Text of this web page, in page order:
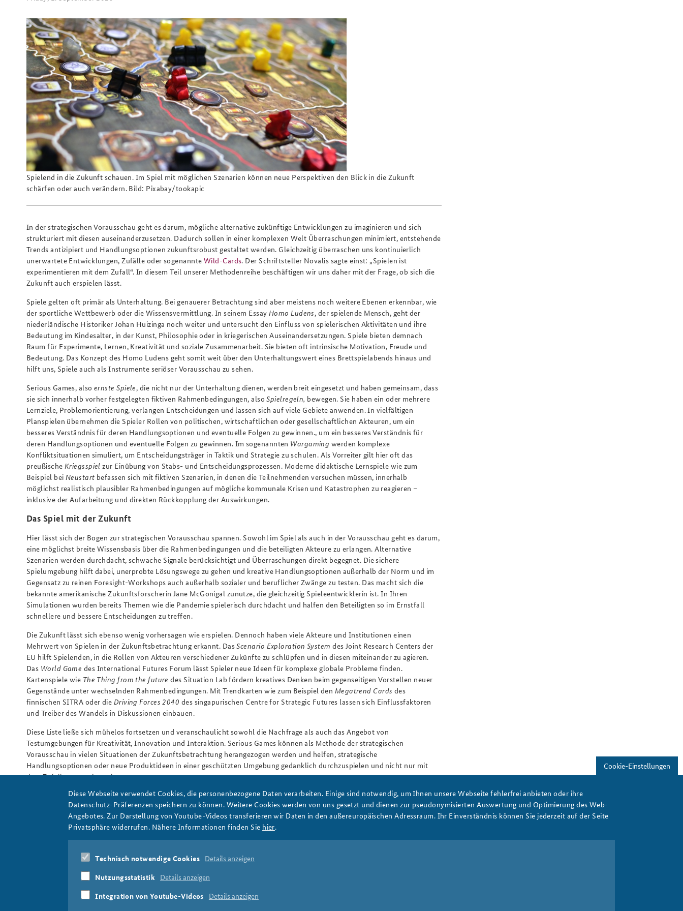
Spielend in die Zukunft schauen. Im Spiel mit möglichen Szenarien können neue Perspektiven den Blick in die Zukunft
schärfen oder auch verändern. Bild: Pixabay/tookapic
In der strategischen Vorausschau geht es darum, mögliche alternative zukünftige Entwicklungen zu imaginieren und sich
strukturiert mit diesen auseinanderzusetzen. Dadurch sollen in einer komplexen Welt Überraschungen minimiert, entstehende
Trends antizipiert und Handlungsoptionen zukunftsrobust gestaltet werden. Gleichzeitig überraschen uns kontinuierlich
unerwartete Entwicklungen, Zufälle oder sogenannte Wild-Cards. Der Schriftsteller Novalis sagte einst: „Spielen ist
experimentieren mit dem Zufall“. In diesem Teil unserer Methodenreihe beschäftigen wir uns daher mit der Frage, ob sich die
Zukunft auch erspielen lässt.
Spiele gelten oft primär als Unterhaltung. Bei genauerer Betrachtung sind aber meistens noch weitere Ebenen erkennbar, wie
der sportliche Wettbewerb oder die Wissensvermittlung. In seinem Essay Homo Ludens, der spielende Mensch, geht der
niederländische Historiker Johan Huizinga noch weiter und untersucht den Einfluss von spielerischen Aktivitäten und ihre
Bedeutung im Kindesalter, in der Kunst, Philosophie oder in kriegerischen Auseinandersetzungen. Spiele bieten demnach
Raum für Experimente, Lernen, Kreativität und soziale Zusammenarbeit. Sie bieten oft intrinsische Motivation, Freude und
Bedeutung. Das Konzept des Homo Ludens geht somit weit über den Unterhaltungswert eines Brettspielabends hinaus und
hilft uns, Spiele auch als Instrumente seriöser Vorausschau zu sehen.
Serious Games, also ernste Spiele, die nicht nur der Unterhaltung dienen, werden breit eingesetzt und haben gemeinsam, dass
sie sich innerhalb vorher festgelegten fiktiven Rahmenbedingungen, alsoSpielregeln, bewegen. Sie haben ein oder mehrere
Lernziele, Problemorientierung, verlangen Entscheidungen und lassen sich auf viele Gebiete anwenden.In vielfältigen
Planspielen übernehmen die Spieler Rollen von politischen, wirtschaftlichen oder gesellschaftlichen Akteuren, um ein
besseres Verständnis für deren Handlungsoptionen und eventuelle Folgen zu gewinnen., um ein besseres Verständnis für
deren Handlungsoptionen und eventuelle Folgen zu gewinnen. Im sogenannten Wargaming werden komplexe
Konfliktsituationen simuliert, um Entscheidungsträger in Taktik und Strategie zu schulen. Als Vorreiter gilt hier oft das
preußische Kriegsspiel zur Einübung von Stabs- und Entscheidungsprozessen. Moderne didaktische Lernspiele wie zum
Beispiel bei Neustart befassen sich mit fiktiven Szenarien, in denen die Teilnehmenden versuchen müssen, innerhalb
möglichst realistisch plausibler Rahmenbedingungen auf mögliche kommunale Krisen und Katastrophen zu reagieren –
inklusive der Aufarbeitung und direkten Rückkopplung der Auswirkungen.
Das Spiel mit der Zukunft
Hier lässt sich der Bogen zur strategischen Vorausschau spannen. Sowohl im Spiel als auch in der Vorausschau geht es darum,
eine möglichst breite Wissensbasis über die Rahmenbedingungen und die beteiligten Akteure zu erlangen. Alternative
Szenarien werden durchdacht, schwache Signale berücksichtigt und Überraschungen direkt begegnet. Die sichere
Spielumgebung hilft dabei, unerprobte Lösungswege zu gehen und kreative Handlungsoptionen außerhalb der Norm und im
Gegensatz zu reinen Foresight-Workshops auch außerhalb sozialer und beruflicher Zwänge zu testen. Das macht sich die
bekannte amerikanische Zukunftsforscherin Jane McGonigal zunutze, die gleichzeitig Spieleentwicklerin ist.In Ihren
Simulationen wurden bereits Themen wie die Pandemie spielerisch durchdacht und halfen den Beteiligten so im Ernstfall
schnellere und bessere Entscheidungen zu treffen.
Die Zukunft lässt sich ebenso wenig vorhersagen wie erspielen. Dennoch haben viele Akteure und Institutionen einen
Mehrwert von Spielen in der Zukunftsbetrachtung erkannt. DasScenario Exploration Systemdes Joint Research Centers der
EU hilft Spielenden, in die Rollen von Akteuren verschiedener Zukünfte zu schlüpfen und in diesen miteinander zu agieren.
Das World Game des International Futures Forum lässt Spieler neue Ideen für komplexe globale Probleme finden.
Kartenspiele wie The Thing from the future des Situation Lab fördern kreatives Denken beim gegenseitigen Vorstellen neuer
Gegenstände unter wechselnden Rahmenbedingungen. Mit Trendkarten wie zum Beispiel den Megatrend Cards des
finnischen SITRA oder die Driving Forces 2040 des singapurischen Centre for Strategic Futures lassen sich Einflussfaktoren
und Treiber des Wandels in Diskussionen einbauen.
Diese Liste ließe sich mühelos fortsetzen und veranschaulicht sowohl die Nachfrage als auch das Angebot von
Testumgebungen für Kreativität, Innovation und Interaktion. Serious Games können als Methode der strategischen
Vorausschau in vielen Situationen der Zukunftsbetrachtung herangezogen werden und helfen, strategische
Handlungsoptionen oder neue Produktideen in einer geschützten Umgebung gedanklich durchzuspielen und nicht nur mit
dem Zufall zu experimentieren.
Autor: Sebastian Bollien
Strategische Vorausschau Foresight-Methoden Foresight Serious Games Wildcard Megatrend
Cookie-Einstellungen
Diese Webseite verwendet Cookies, die personenbezogene Daten verarbeiten. Einige sind notwendig, um Ihnen unsere Webseite fehlerfrei anbieten oder ihre
Datenschutz-Präferenzen speichern zu können. Weitere Cookies werden von uns gesetzt und dienen zur pseudonymisierten Auswertung und Optimierung des Web-
Angebotes. Zur Darstellung von Youtube-Videos transferieren wir Daten in den außereuropäischen Adressraum. Ihr Einverständnis können Sie jederzeit auf der Seite
Privatsphäre widerrufen. Nähere Informationen finden Sie hier.
Technisch notwendige Cookies Details anzeigen
Nutzungsstatistik Details anzeigen
Integration von Youtube-Videos Details anzeigen